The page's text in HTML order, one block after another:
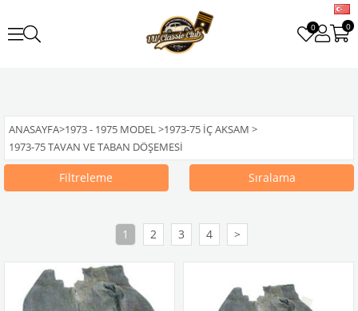
0 0
ANASAYFA>1973 - 1975 MODEL>1973-75 İÇ AKSAM >
1973-75 TAVAN VE TABAN DÖŞEMESI
Filtreleme Sıralama
1 2 3 4 >